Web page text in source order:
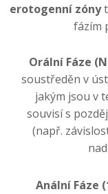
erotogenní zóny
fázím
Orální Fáze
soustředěn v
jakým jsou v
souvisí s
(např.
Anální Fáze